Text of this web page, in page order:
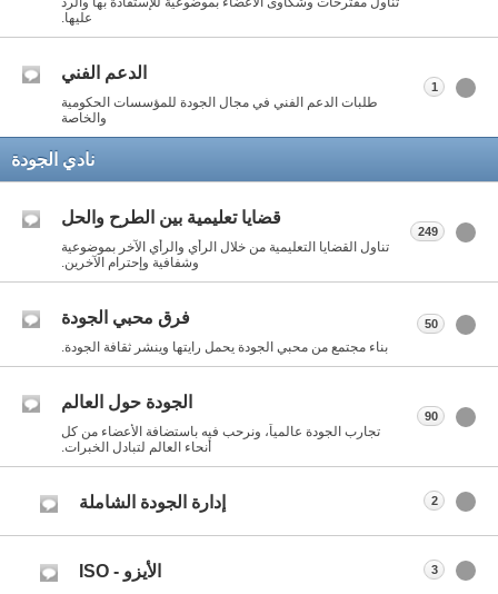
عليها.
الدعم الفني
طلبات الدعم الفني في مجال الجودة للمؤسسات الحكومية
والخاصة
1
نادي الجودة
قضايا تعليمية بين الطرح والحل
تناول القضايا التعليمية من خلال الرأي والرأي الآخر بموضوعية
وشفافية وإحترام الآخرين.
249
فرق محبي الجودة
بناء مجتمع من محبي الجودة يحمل رايتها وينشر ثقافة الجودة.
50
الجودة حول العالم
تجارب الجودة عالمياً، ونرحب فيه باستضافة الأعضاء من كل
أنحاء العالم لتبادل الخبرات.
90
إدارة الجودة الشاملة 2
الأيزو - ISO 3